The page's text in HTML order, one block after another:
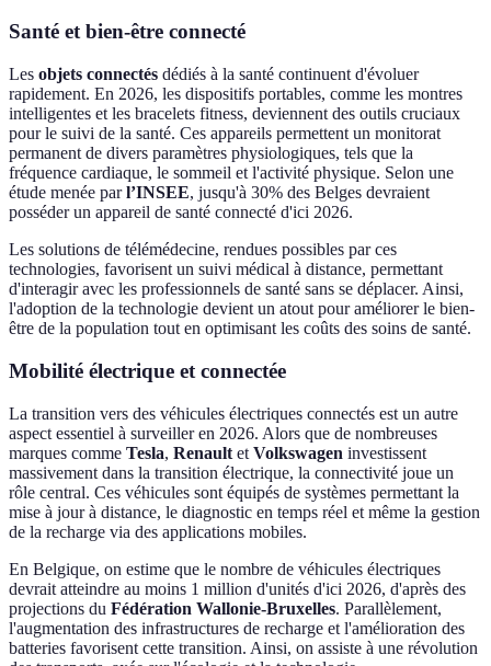
Santé et bien-être connecté
Les objets connectés dédiés à la santé continuent d'évoluer
rapidement. En 2026, les dispositifs portables, comme les montres
intelligentes et les bracelets fitness, deviennent des outils cruciaux
pour le suivi de la santé. Ces appareils permettent un monitorat
permanent de divers paramètres physiologiques, tels que la
fréquence cardiaque, le sommeil et l'activité physique. Selon une
étude menée parl’INSEE, jusqu'à 30% des Belges devraient
posséder un appareil de santé connecté d'ici 2026.
Les solutions de télémédecine, rendues possibles par ces
technologies, favorisent un suivi médical à distance, permettant
d'interagir avec les professionnels de santé sans se déplacer. Ainsi,
l'adoption de la technologie devient un atout pour améliorer le bien-
être de la population tout en optimisant les coûts des soins de santé.
Mobilité électrique et connectée
La transition vers des véhicules électriques connectés est un autre
aspect essentiel à surveiller en 2026. Alors que de nombreuses
marques comme Tesla, Renault et Volkswagen investissent
massivement dans la transition électrique, la connectivité joue un
rôle central. Ces véhicules sont équipés de systèmes permettant la
mise à jour à distance, le diagnostic en temps réel et même la gestion
de la recharge via des applications mobiles.
En Belgique, on estime que le nombre de véhicules électriques
devrait atteindre au moins 1 million d'unités d'ici 2026, d'après des
projections du Fédération Wallonie-Bruxelles. Parallèlement,
l'augmentation des infrastructures de recharge et l'amélioration des
batteries favorisent cette transition. Ainsi, on assiste à une révolution